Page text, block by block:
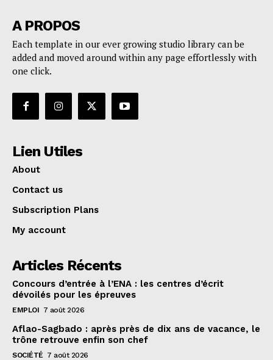
A PROPOS
Each template in our ever growing studio library can be
added and moved around within any page effortlessly with
one click.
Lien Utiles
About
Contact us
Subscription Plans
My account
Articles Récents
Concours d’entrée à l’ENA : les centres d’écrit
dévoilés pour les épreuves
EMPLOI 7 août 2026
Aflao-Sagbado : après près de dix ans de vacance, le
trône retrouve enfin son chef
SOCIÉTÉ 7 août 2026